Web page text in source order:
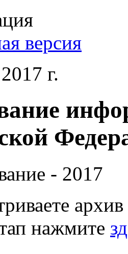
версия
г.
- 2017
нажмите